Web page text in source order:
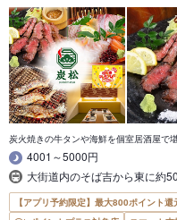
炭火焼きの牛タンや海鮮を個室居酒屋で
4001～5000円
大街道内のそば吉から東に約
【アプリ予約限定】最大800ポイント還